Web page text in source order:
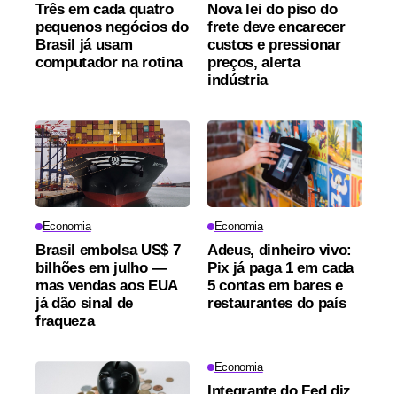
Três em cada quatro
pequenos negócios do
Brasil já usam
computador na rotina
Nova lei do piso do
frete deve encarecer
custos e pressionar
preços, alerta
indústria
Economia
Brasil embolsa US$ 7
bilhões em julho —
mas vendas aos EUA
já dão sinal de
fraqueza
Economia
Adeus, dinheiro vivo:
Pix já paga 1 em cada
5 contas em bares e
restaurantes do país
Economia